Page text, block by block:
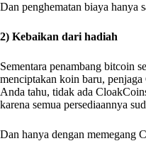
Dan penghematan biaya hanya
2) Kebaikan dari hadiah
Sementara penambang bitcoin
menciptakan koin baru,
Anda tahu, tidak ada
karena semua persediaannya
Dan hanya dengan memegang